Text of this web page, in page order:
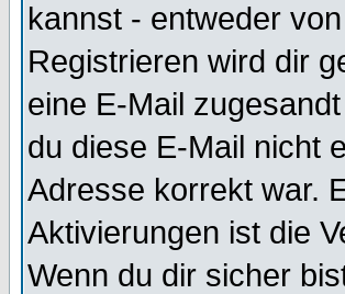
kannst - entweder
Registrieren wird dir
eine E-Mail
du diese E-Mail nicht
Adresse korrekt war.
Aktivierungen ist die
Wenn du dir sicher